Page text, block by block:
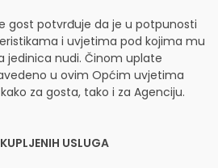
gost potvrđuje da je u potpunosti
i uvjetima pod kojima mu
jedinica nudi. Činom uplate
u ovim Općim uvjetima
za gosta, tako i za Agenciju.
USLUGA